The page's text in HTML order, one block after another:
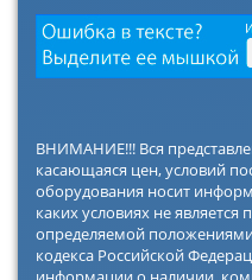
ВНИМАНИЕ!!! Вся
касающаяся цен, условий
оборудования носит
каких условиях не
определяемой положениями
кодекса Российской